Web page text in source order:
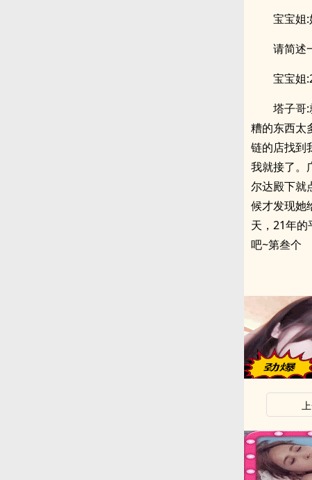
宝宝姐:
请简述
宝宝姐
塔子哥
糟的东西太
链的店找到
我就接了。
尔达殿下就
候才发现她
天，21年
吧~第叁个